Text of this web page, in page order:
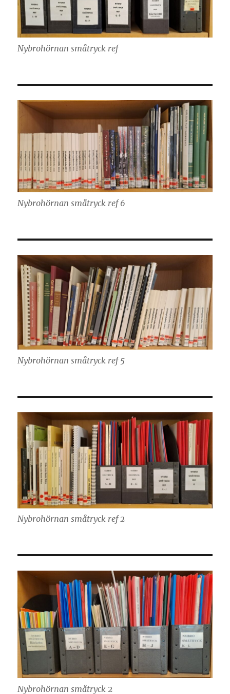
Nybrohörnan småtryck ref
Nybrohörnan småtryck ref 6
Nybrohörnan småtryck ref 5
Nybrohörnan småtryck ref 2
Nybrohörnan småtryck 2